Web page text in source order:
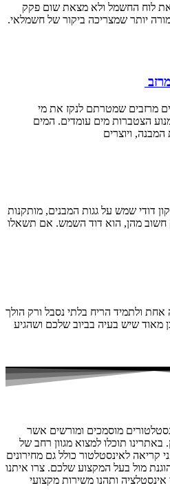
לוח החשמל ולא מצאת שום פקק
יותר שמצריכה ביקור של חשמלאי.
מרזבים שמטרתם לנקז את מי
הצטברות מים עומדים. המים
המבנה, ויוצרים
דודי שמש על גגות המבנים, מותקנות
חשוב מהן, הוא דוד השמש. אם תשאלו
ולתמיד הריח בלתי נסבל ורק הולך
מאוד שיש בעיה בביוב שלכם ושהגיע
מוסמכים ומורשים אשר
תוכלו למצוא מגוון רחב של
לאינסטלטור כולל גם מחירונים
מול בעל המקצוע שלכם. צרו איתנו
ותהנו משירות מקצועי